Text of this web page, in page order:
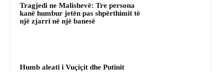
Tragjedi ne Malishevë: Tre persona
kanë humbur jetën pas shpërthimit të
një zjarri në një banesë
Humb aleati i Vuçiçit dhe Putinit